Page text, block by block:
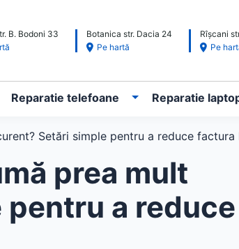
B. Bodoni 33
Botanica str. Dacia 24
Pe hartă
Rîșcani
Pe
Reparatie telefoane Reparatie
Setări simple pentru a reduce factura
prea mult
a reduce